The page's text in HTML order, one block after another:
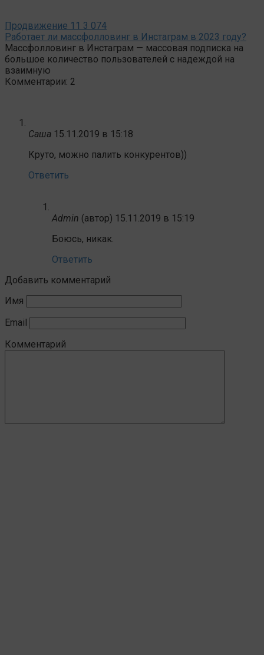
Продвижение 11 3 074
Работает ли массфолловинг в Инстаграм в 2023 году?
Массфолловинг в Инстаграм — массовая подписка на
большое количество пользователей с надеждой на
взаимную
Комментарии: 2
Саша 15.11.2019 в 15:18
Круто, можно палить конкурентов))
Ответить
Admin (автор) 15.11.2019 в 15:19
Боюсь, никак.
Ответить
Добавить комментарий
Имя
Email
Комментарий